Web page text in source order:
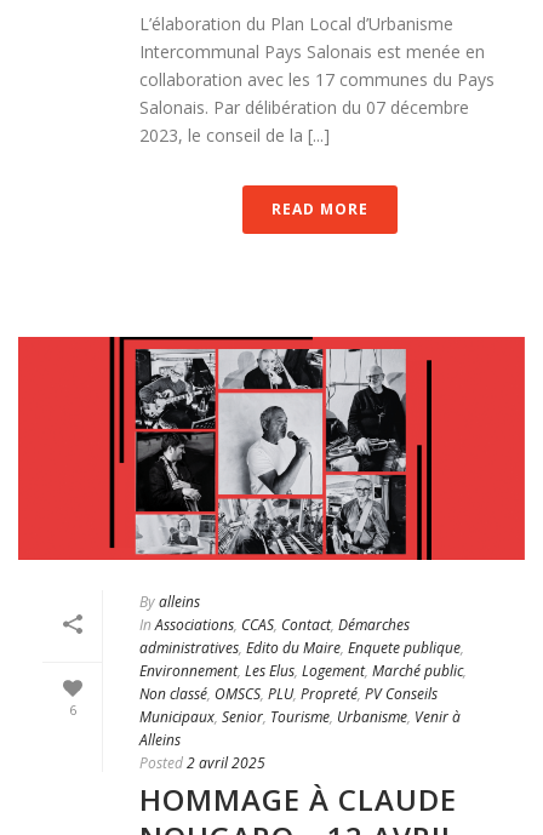
L’élaboration du Plan Local d’Urbanisme
Intercommunal Pays Salonais est menée en
collaboration avec les 17 communes du Pays
Salonais. Par délibération du 07 décembre
2023, le conseil de la [...]
READ MORE
6
Byalleins
In Associations, CCAS, Contact, Démarches
administratives, Edito du Maire, Enquete publique,
Environnement, Les Elus, Logement, Marché public,
Non classé, OMSCS, PLU, Propreté, PV Conseils
Municipaux, Senior, Tourisme, Urbanisme, Venir à
Alleins
Posted2 avril 2025
HOMMAGE À CLAUDE